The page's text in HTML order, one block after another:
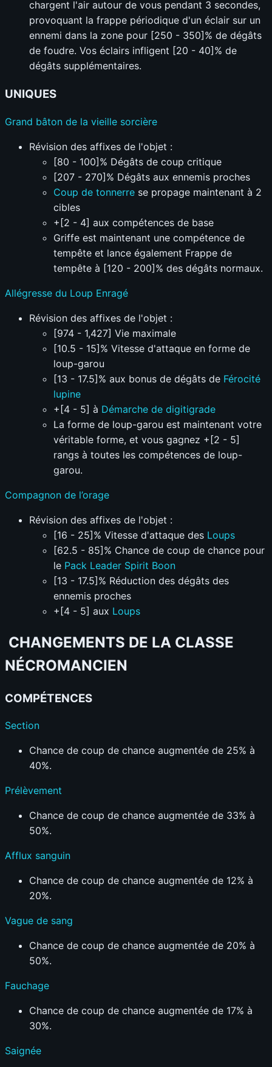
chargent l'air autour de vous pendant 3 secondes,
provoquant la frappe périodique d'un éclair sur un
ennemi dans la zone pour [250 - 350]% de dégâts
de foudre. Vos éclairs infligent [20 - 40]% de
dégâts supplémentaires.
UNIQUES
Grand bâton de la vieille sorcière
Révision des affixes de l'objet :
[80 - 100]% Dégâts de coup critique
[207 - 270]% Dégâts aux ennemis proches
Coup de tonnerre se propage maintenant à 2
cibles
+[2 - 4] aux compétences de base
Griffe est maintenant une compétence de
tempête et lance également Frappe de
tempête à [120 - 200]% des dégâts normaux.
Allégresse du Loup Enragé
Révision des affixes de l'objet :
[974 - 1,427] Vie maximale
[10.5 - 15]% Vitesse d'attaque en forme de
loup-garou
[13 - 17.5]% aux bonus de dégâts de Férocité
lupine
+[4 - 5] à Démarche de digitigrade
La forme de loup-garou est maintenant votre
véritable forme, et vous gagnez +[2 - 5]
rangs à toutes les compétences de loup-
garou.
Compagnon de l’orage
Révision des affixes de l'objet :
[16 - 25]% Vitesse d'attaque des Loups
[62.5 - 85]% Chance de coup de chance pour
le Pack Leader Spirit Boon
[13 - 17.5]% Réduction des dégâts des
ennemis proches
+[4 - 5] aux Loups
CHANGEMENTS DE LA CLASSE
NÉCROMANCIEN
COMPÉTENCES
Section
Chance de coup de chance augmentée de 25% à
40%.
Prélèvement
Chance de coup de chance augmentée de 33% à
50%.
Afflux sanguin
Chance de coup de chance augmentée de 12% à
20%.
Vague de sang
Chance de coup de chance augmentée de 20% à
50%.
Fauchage
Chance de coup de chance augmentée de 17% à
30%.
Saignée